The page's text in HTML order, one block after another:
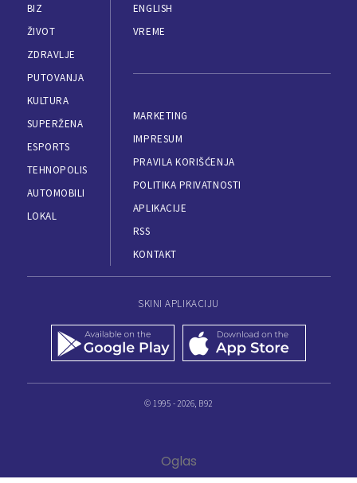
BIZ
ŽIVOT
ZDRAVLJE
PUTOVANJA
KULTURA
SUPERŽENA
ESPORTS
TEHNOPOLIS
AUTOMOBILI
LOKAL
ENGLISH
VREME
MARKETING
IMPRESUM
PRAVILA KORIŠĆENJA
POLITIKA PRIVATNOSTI
APLIKACIJE
RSS
KONTAKT
SKINI APLIKACIJU
© 1995 - 2026, B92